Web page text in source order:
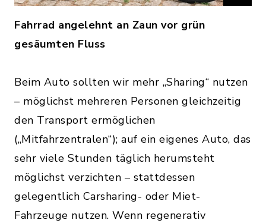
Fahrrad angelehnt an Zaun vor grün
gesäumten Fluss
Beim Auto sollten wir mehr „Sharing“ nutzen
– möglichst mehreren Personen gleichzeitig
den Transport ermöglichen
(„Mitfahrzentralen“); auf ein eigenes Auto, das
sehr viele Stunden täglich herumsteht
möglichst verzichten – stattdessen
gelegentlich Carsharing- oder Miet-
Fahrzeuge nutzen. Wenn regenerativ